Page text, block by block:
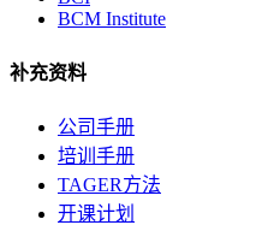
BCM Institute
补充资料
公司手册
培训手册
TAGER方法
开课计划